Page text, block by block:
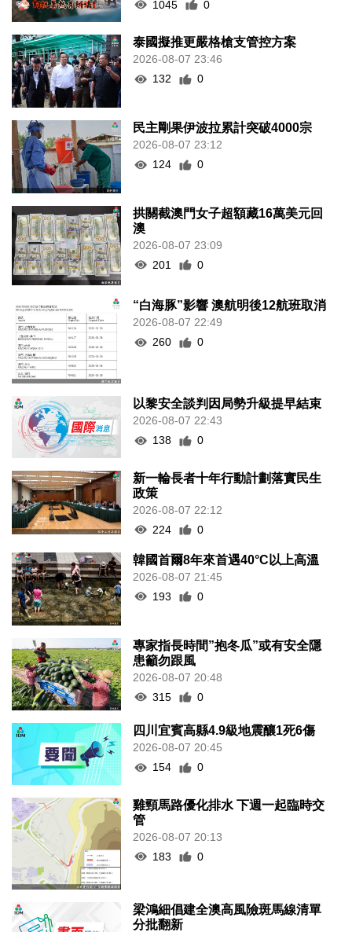
1045 0
泰國擬推更嚴格槍支管控方案
2026-08-07 23:46
132
0
民主剛果伊波拉累計突破4000宗
2026-08-07 23:12
124
0
拱關截澳門女子超額藏16萬美元回
澳
2026-08-07 23:09
201
0
“白海豚”影響 澳航明後12航班取消
2026-08-07 22:49
260
0
以黎安全談判因局勢升級提早結束
2026-08-07 22:43
138
0
新一輪長者十年行動計劃落實民生
政策
2026-08-07 22:12
224
0
韓國首爾8年來首遇40°C以上高溫
2026-08-07 21:45
193
0
專家指長時間”抱冬瓜”或有安全隱
患籲勿跟風
2026-08-07 20:48
315
0
四川宜賓高縣4.9級地震釀1死6傷
2026-08-07 20:45
154
0
雞頸馬路優化排水 下週一起臨時交
管
2026-08-07 20:13
183
0
梁鴻細倡建全澳高風險斑馬線清單
分批翻新